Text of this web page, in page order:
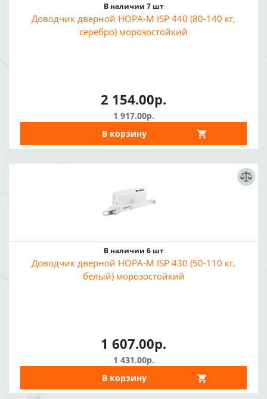
В наличии 7 шт
Доводчик дверной НОРА-М ISP 440 (80-140 кг,
серебро) морозостойкий
2 154.00р.
1 917.00р.
В корзину
В наличии 6 шт
Доводчик дверной НОРА-М ISP 430 (50-110 кг,
белый) морозостойкий
1 607.00р.
1 431.00р.
В корзину